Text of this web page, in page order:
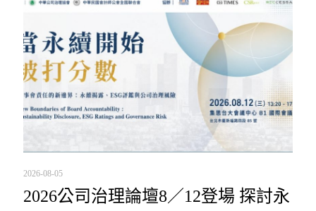
2026-08-05
2026公司治理論壇8／12登場 探討永